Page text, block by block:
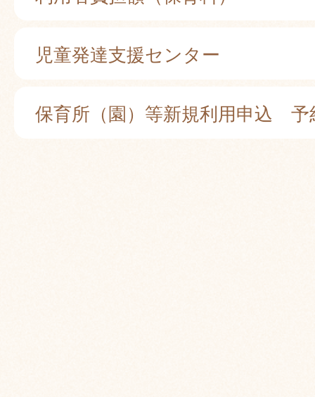
児童発達支援センター
保育所（園）等新規利用申込 予